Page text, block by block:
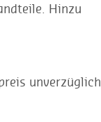
Hinzu
unverzüglich